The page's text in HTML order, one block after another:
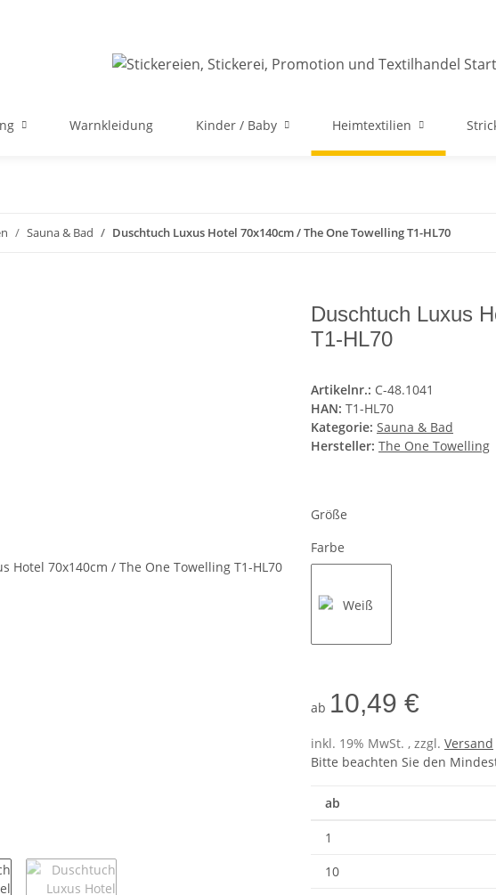
Warnkleidung Kinder / Baby Heimtextilien
Sauna & Bad Duschtuch Luxus Hotel 70x140cm / The One Towelling T1-HL70
Duschtuch Luxus
T1-HL70
Artikelnr.: C-48.1041
HAN: T1-HL70
Kategorie: Sauna & Bad
Hersteller: The One Towelling
Größe
Farbe
ab 10,49 €
inkl. 19% MwSt. , zzgl. Versand
Bitte beachten Sie den
ab
1
10